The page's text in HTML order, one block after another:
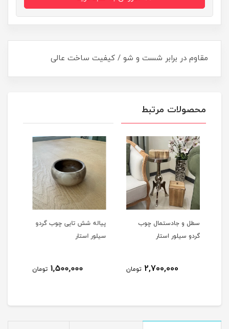
مقاوم در برابر شست و شو / کیفیت ساخت عالی
محصولات مرتبط
پیاله شش تایی چوب گردو
سیلور استار
1,500,000 تومان
پیش دستی شش تایی
چوب گردو سیلور استار
2,100,000 تومان